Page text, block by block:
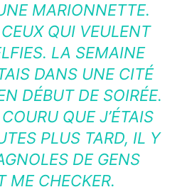
MARIONNETTE.
QUI VEULENT
LA SEMAINE
DANS UNE CITÉ
DÉBUT DE SOIRÉE.
QUE J’ÉTAIS
PLUS TARD, IL Y
DE GENS
ME CHECKER.